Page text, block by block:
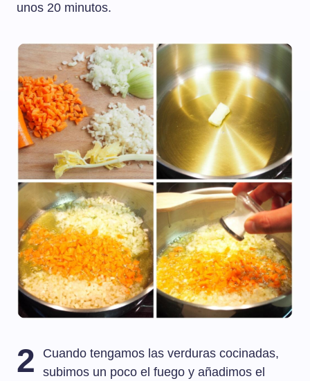
unos 20 minutos.
2
Cuando tengamos las verduras cocinadas,
subimos un poco el fuego y añadimos el